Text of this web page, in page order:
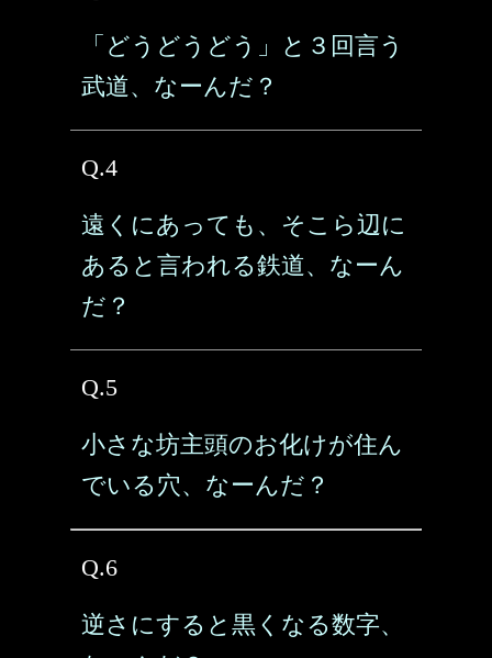
「どうどうどう」と３回言う
武道、なーんだ？
Q.4
遠くにあっても、そこら辺に
あると言われる鉄道、なーん
だ？
Q.5
小さな坊主頭のお化けが住ん
でいる穴、なーんだ？
Q.6
逆さにすると黒くなる数字、